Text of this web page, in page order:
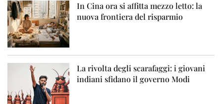
In Cina ora si affitta mezzo letto: la
nuova frontiera del risparmio
La rivolta degli scarafaggi: i giovani
indiani sfidano il governo Modi